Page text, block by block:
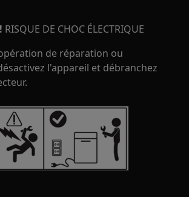
RISQUE DE CHOC ÉLECTRIQUE
de réparation ou
l'appareil et débranchez